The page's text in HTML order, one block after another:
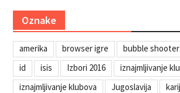
Oznake
amerika browser igre bubble shooter
id
isis Izbori 2016
iznajmljivanje
iznajmljivanje klubova
Jugoslavija